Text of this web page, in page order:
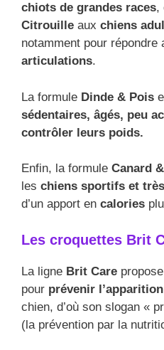
chiots de grandes races,
Citrouille aux chiens
notamment pour répondre
articulations.
La formule Dinde & Pois
sédentaires, âgés, peu
contrôler leurs poids.
Enfin, la formule Canard
les chiens sportifs et
d’un apport en calories
Les croquettes Brit
La ligne Brit Care
pour prévenir
chien, d’où son slogan «
(la prévention par la